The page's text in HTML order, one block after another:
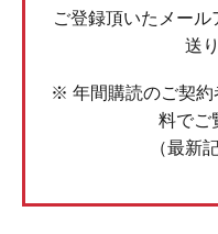
ご登録頂いたメー
送
※ 年間購読のご契約
料でご
（最新